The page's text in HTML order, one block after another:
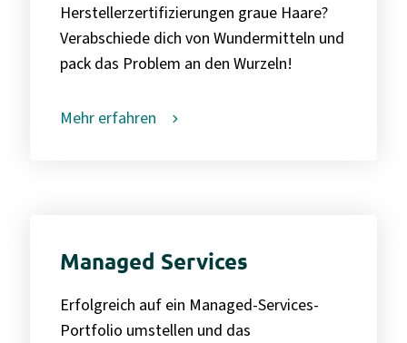
Herstellerzertifizierungen graue Haare?
Verabschiede dich von Wundermitteln und
pack das Problem an den Wurzeln!
Mehr erfahren
Managed Services
Erfolgreich auf ein Managed-Services-
Portfolio umstellen und das